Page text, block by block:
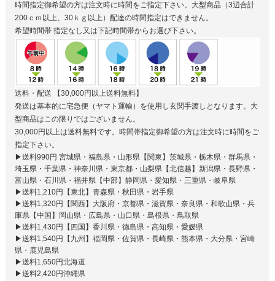
時間指定御希望の方は注文時に時間をご指定下さい。大型商品（3辺合計
200ｃｍ以上、30ｋｇ以上）配達の時間指定はできません。
希望時間帯指定なし又は下記時間帯からお選び下さい。
送料・配送 【30,000円以上送料無料】
発送は基本的に宅急便（ヤマト運輸）を使用し玄関手渡しとなります。大
型商品はこの限りではございません。
30,000円以上は送料無料です。時間帯指定御希望の方は注文時に時間をご
指定下さい。
▶送料990円 宮城県・福島県・山形県【関東】茨城県・栃木県・群馬県・
埼玉県・千葉県・神奈川県・東京都・山梨県【北信越】新潟県・長野県・
富山県・石川県・福井県【中部】静岡県・愛知県・三重県・岐阜県
▶送料1,210円【東北】青森県・秋田県・岩手県
▶送料1,320円【関西】大阪府・京都県・滋賀県・奈良県・和歌山県・兵
庫県【中国】岡山県・広島県・山口県・島根県・鳥取県
▶送料1,430円【四国】香川県・徳島県・高知県・愛媛県
▶送料1,540円【九州】福岡県・佐賀県・長崎県・熊本県・大分県・宮崎
県・鹿児島県
▶送料1,650円北海道
▶送料2,420円沖縄県